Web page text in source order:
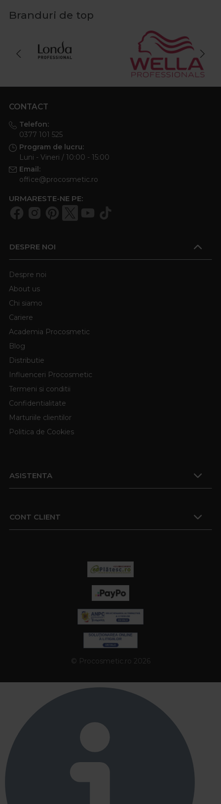
Branduri de top
CONTACT
Telefon:
0377 101 525
Program de lucru:
Luni - Vineri / 10:00 - 15:00
Email:
office@procosmetic.ro
URMARESTE-NE PE:
DESPRE NOI
Despre noi
About us
Chi siamo
Cariere
Academia Procosmetic
Blog
Distributie
Influenceri Procosmetic
Termeni si conditii
Confidentialitate
Marturiile clientilor
Politica de Cookies
ASISTENTA
CONT CLIENT
© Procosmetic.ro 2026